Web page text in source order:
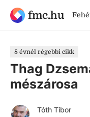
fmc.hu
8 évnél régebbi cikk
Thag
mészárosa
Tóth Tibor